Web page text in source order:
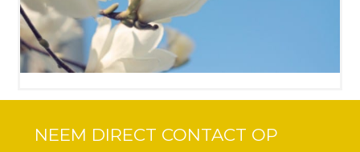
NEEM DIRECT CONTACT OP